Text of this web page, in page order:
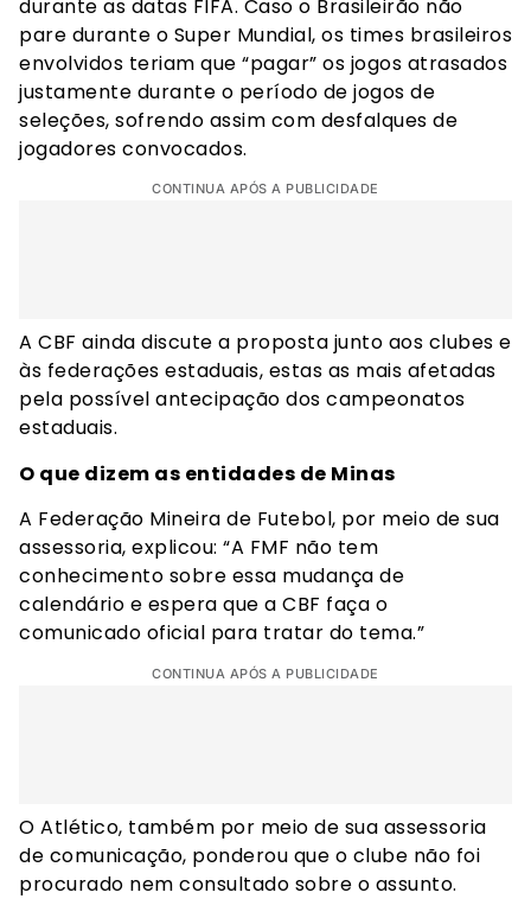
durante as datas FIFA. Caso o Brasileirão não
pare durante o Super Mundial, os times brasileiros
envolvidos teriam que “pagar” os jogos atrasados
justamente durante o período de jogos de
seleções, sofrendo assim com desfalques de
jogadores convocados.
CONTINUA APÓS A PUBLICIDADE
A CBF ainda discute a proposta junto aos clubes e
às federações estaduais, estas as mais afetadas
pela possível antecipação dos campeonatos
estaduais.
O que dizem as entidades de Minas
A Federação Mineira de Futebol, por meio de sua
assessoria, explicou: “A FMF não tem
conhecimento sobre essa mudança de
calendário e espera que a CBF faça o
comunicado oficial para tratar do tema.”
CONTINUA APÓS A PUBLICIDADE
O Atlético, também por meio de sua assessoria
de comunicação, ponderou que o clube não foi
procurado nem consultado sobre o assunto.